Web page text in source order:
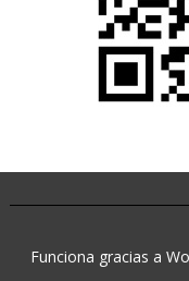
Funciona gracias a